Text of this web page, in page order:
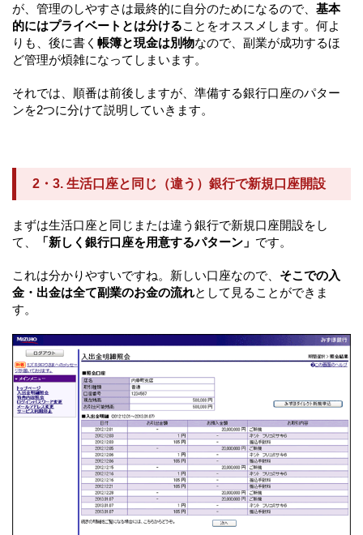
が、管理のしやすさは最終的に自分のためになるので、 基本
的にはプライベートとは分けることをオススメします。何よ
りも、後に書く 帳簿と現金は別物なので、副業が成功するほ
ど管理が煩雑になってしまいます。
それでは、順番は前後しますが、準備する銀行口座のパター
ンを2つに分けて説明していきます。
2・3. 生活口座と同じ（違う）銀行で新規口座開設
まずは生活口座と同じまたは違う銀行で新規口座開設をし
て、
「新しく銀行口座を用意するパターン」 です。
これは分かりやすいですね。新しい口座なので、 そこでの入
金・出金は全て副業のお金の流れとして見ることができま
す。